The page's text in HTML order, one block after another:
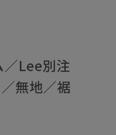
Lee別注
無地／裾